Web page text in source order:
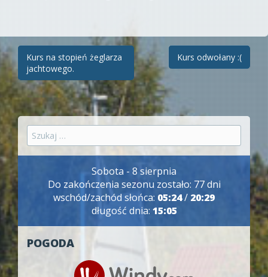
Zobacz
wpisy
Kurs na stopień żeglarza
jachtowego.
Kurs odwołany :(
Szukaj:
Sobota - 8 sierpnia
Do zakończenia sezonu zostało: 77 dni
wschód/zachód słońca: 05:24/ 20:29
długość dnia: 15:05
POGODA